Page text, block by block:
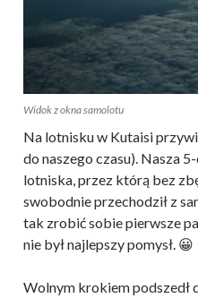
Widok z okna samolotu
Na lotnisku w Kutaisi
do naszego czasu). Nasza
lotniska, przez którą bez
swobodnie przechodził z
tak zrobić sobie pierwsze
nie był najlepszy pomysł. 😀
Wolnym krokiem podszedł